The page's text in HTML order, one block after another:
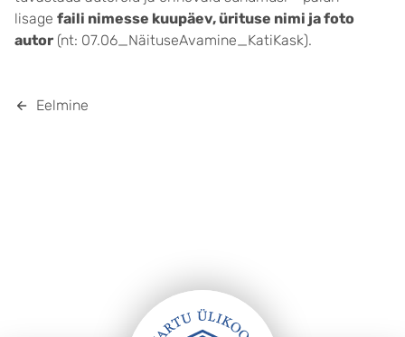
lisage faili nimesse kuupäev, ürituse nimi ja foto
autor (nt: 07.06_NäituseAvamine_KatiKask).
Eelmine